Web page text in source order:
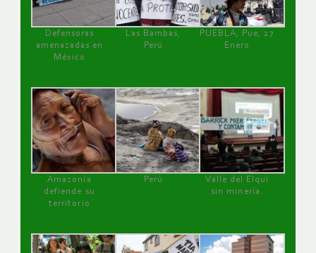
Defensoras
amenazadas en
México
Las Bambas,
Perú
PUEBLA, Pue, 27
Enero
Amazonía
defiende su
territorio
Perú
Valle del Elqui
sin minería.